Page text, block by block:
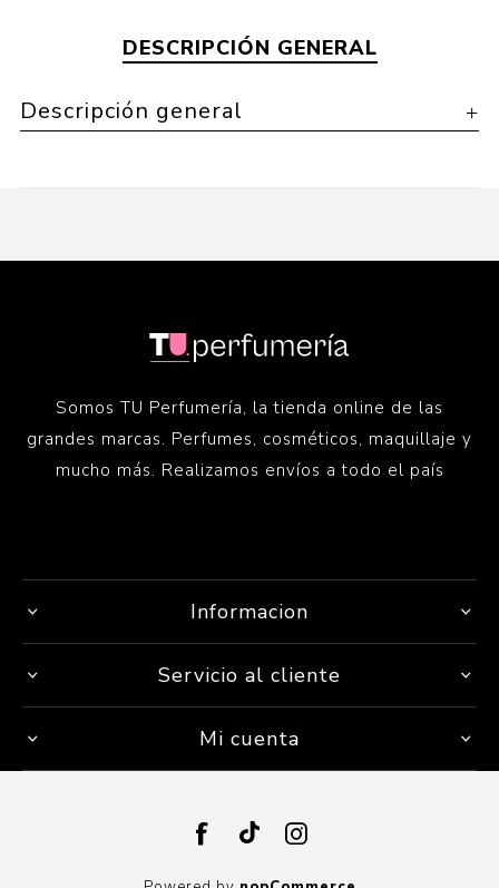
DESCRIPCIÓN GENERAL
Descripción general
Somos TU Perfumería, la tienda online de las
grandes marcas. Perfumes, cosméticos, maquillaje y
mucho más. Realizamos envíos a todo el país
Informacion
Servicio al cliente
Mi cuenta